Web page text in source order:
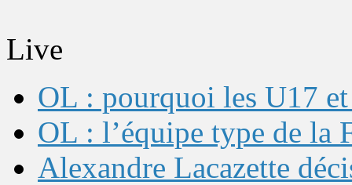
Live
OL : pourquoi les U17
OL : l’équipe type de la
Alexandre Lacazette